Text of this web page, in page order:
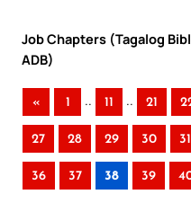
Job Chapters (Tagalog
ADB)
« 1 .. 11 .. 21
27 28 29 30 31
36 37 38 39